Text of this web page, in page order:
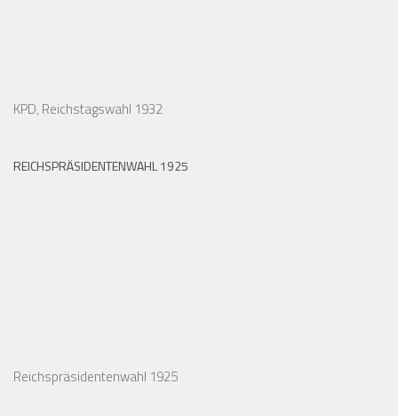
KPD, Reichstagswahl 1932
REICHSPRÄSIDENTENWAHL 1925
Reichspräsidentenwahl 1925